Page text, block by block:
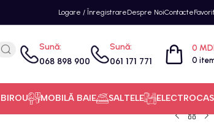
Logare / ÎnregistrareDespre NoiContacte
Sună:
068 898 900
Sună:
061 171 771 0
0
MOBILĂ BAIE SALTELE